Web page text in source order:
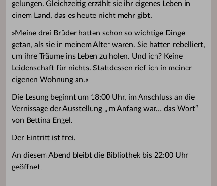
gelungen. Gleichzeitig erzählt sie ihr eigenes Leben in
einem Land, das es heute nicht mehr gibt.
»Meine drei Brüder hatten schon so wichtige Dinge
getan, als sie in meinem Alter waren. Sie hatten rebelliert,
um ihre Träume ins Leben zu holen. Und ich? Keine
Leidenschaft für nichts. Stattdessen rief ich in meiner
eigenen Wohnung an.«
Die Lesung beginnt um 18:00 Uhr, im Anschluss an die
Vernissage der Ausstellung „Im Anfang war… das Wort“
von Bettina Engel.
Der Eintritt ist frei.
An diesem Abend bleibt die Bibliothek bis 22:00 Uhr
geöffnet.